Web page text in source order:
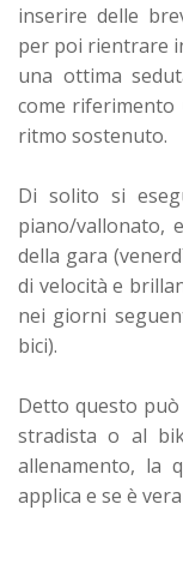
inserire delle
per poi rientrare
una ottima
come riferimento
ritmo sostenuto.
Di solito si
piano/vallonato,
della gara
di velocità e
nei giorni
bici).
Detto questo
stradista o al
allenamento, la
applica e se è